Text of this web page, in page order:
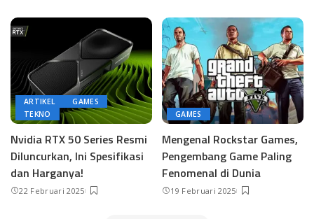
ARTIKEL
GAMES
TEKNO
Nvidia RTX 50 Series Resmi
Diluncurkan, Ini Spesifikasi
dan Harganya!
22 Februari 2025
GAMES
Mengenal Rockstar Games,
Pengembang Game Paling
Fenomenal di Dunia
19 Februari 2025